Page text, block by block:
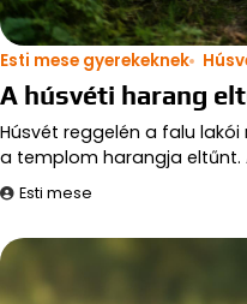
Esti mese gyerekeknek
A húsvéti harang
Húsvét reggelén a falu
a templom harangja eltűnt.
Esti mese